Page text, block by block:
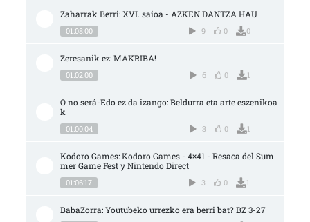
Zaharrak Berri: XVI. saioa - AZKEN DANTZA HAU
01:08:00 9 0 0
Zeresanik ez: MAKRIBA!
01:02:00 6 0 1
O no será-Edo ez da izango: Beldurra eta arte eszenikoa
k
01:00:04 3 0 1
Kodoro Games: Kodoro Games - 4×41 - Resaca del Sum
mer Game Fest y Nintendo Direct
01:06:17 3 0 1
BabaZorra: Youtubeko urrezko era berri bat? BZ 3-27